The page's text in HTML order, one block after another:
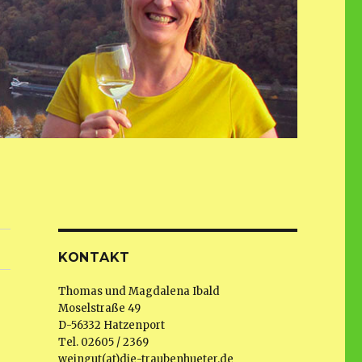
KONTAKT
Thomas und Magdalena Ibald
Moselstraße 49
D-56332 Hatzenport
Tel. 02605 / 2369